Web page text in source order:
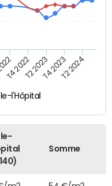
l'Hôpital
T4 2022T2 2023T4 2023T2 2024
Somme